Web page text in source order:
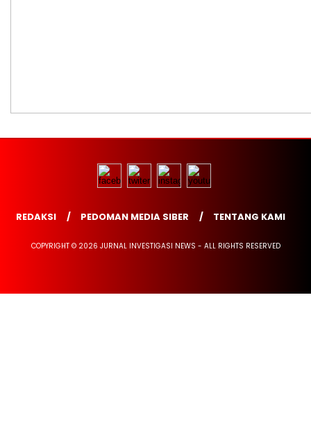
REDAKSI PEDOMAN MEDIA SIBER TENTANG KAMI
COPYRIGHT © 2026 JURNAL INVESTIGASI NEWS - ALL RIGHTS RESERVED